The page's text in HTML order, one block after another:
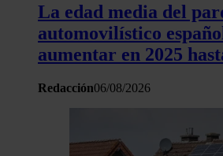
La edad media del
automovilístico
aumentar en 2025
Redacción06/08/2026